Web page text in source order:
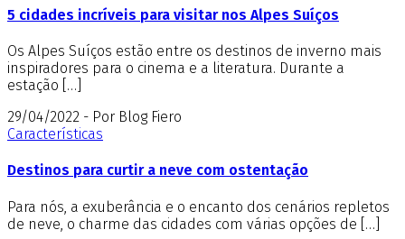
5 cidades incríveis para visitar nos Alpes Suíços
Os Alpes Suíços estão entre os destinos de inverno mais
inspiradores para o cinema e a literatura. Durante a
estação […]
29/04/2022 - Por Blog Fiero
Características
Destinos para curtir a neve com ostentação
Para nós, a exuberância e o encanto dos cenários repletos
de neve, o charme das cidades com várias opções de […]